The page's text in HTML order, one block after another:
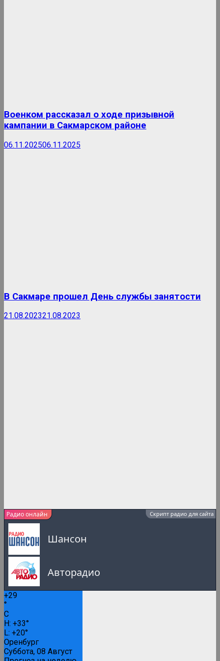
Военком рассказал о ходе призывной
кампании в Сакмарском районе
06.11.202506.11.2025
В Сакмаре прошел День службы занятости
21.08.202321.08.2023
Радио онлайн Скрипт радио для сайта
Шансон
Авторадио
+29
°
C
H: +33°
L: +20°
Оренбург
Суббота, 08 Август